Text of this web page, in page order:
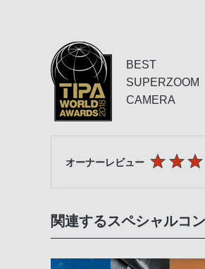
BEST
SUPERZOOM
CAMERA
オーナーレビュー
関連するスペシャルコ